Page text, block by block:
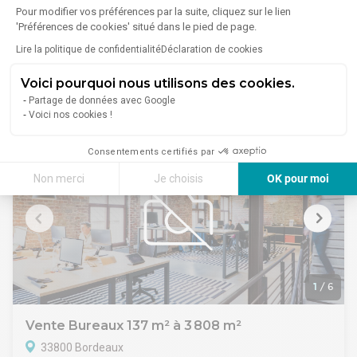
Pour modifier vos préférences par la suite, cliquez sur le lien
'Préférences de cookies' situé dans le pied de page.
Lire la politique de confidentialitéDéclaration de cookies
Voici pourquoi nous utilisons des cookies.
Partage de données avec Google
Voici nos cookies !
Consentements certifiés par
Non merci Je choisis
OK pour moi
Axeptio consent
Plateforme de Gestion du Consentement : Personnalisez vos Options
Notre plateforme vous permet d'adapter et de gérer vos paramètres
33000 Bordeaux
Advenis Bordeaux vous propose à la vente en exclusivité un
Bordeaux entre la Place de la République et l'école de
Magistrature à proximité immédiate des transports tram A
hotel de ville et tram B Musée d''Aquitaine et commerces .
d'angle. Idéal profession libérale, commerce ou investisseurs
Lire plus
1 / 6
Vente Bureaux 137 m² à 3 808 m²
33800 Bordeaux